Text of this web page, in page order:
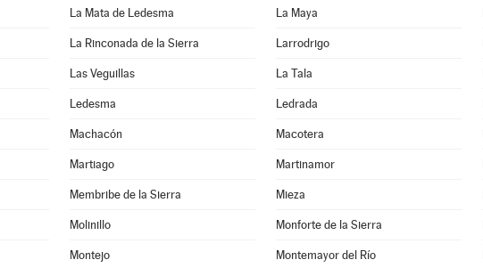
La Mata de Ledesma La Maya
La Rinconada de la Sierra Larrodrigo
Las Veguillas La Tala
Ledesma Ledrada
Machacón Macotera
Martiago Martinamor
Membribe de la Sierra Mieza
Molinillo Monforte de la Sierra
Montejo Montemayor del Río